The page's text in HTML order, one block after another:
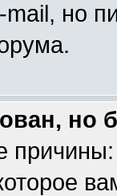
но
но